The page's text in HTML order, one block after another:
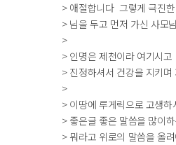
> 애절합니다 그렇게 극진
> 님을 두고 먼저 가신 사모
>
> 인명은 제천이라 여기시
> 진정하셔서 건강을 지키
>
> 이땅에 루게릭으로 고생
> 좋은글 좋은 말씀을 많이
> 뭐라고 위로의 말씀을 올